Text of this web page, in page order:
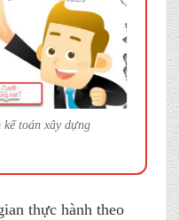
kế toán xây dựng
thực hành theo